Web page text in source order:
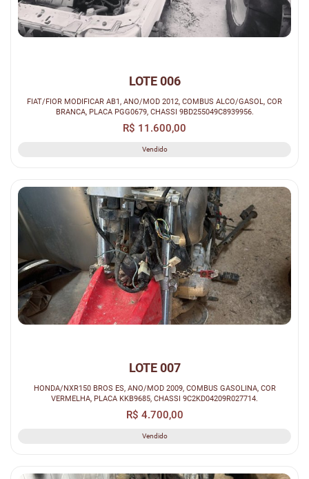
LOTE 006
FIAT/FIOR MODIFICAR AB1, ANO/MOD 2012, COMBUS ALCO/GASOL, COR
BRANCA, PLACA PGG0679, CHASSI 9BD255049C8939956.
R$ 11.600,00
Vendido
LOTE 007
HONDA/NXR150 BROS ES, ANO/MOD 2009, COMBUS GASOLINA, COR
VERMELHA, PLACA KKB9685, CHASSI 9C2KD04209R027714.
R$ 4.700,00
Vendido